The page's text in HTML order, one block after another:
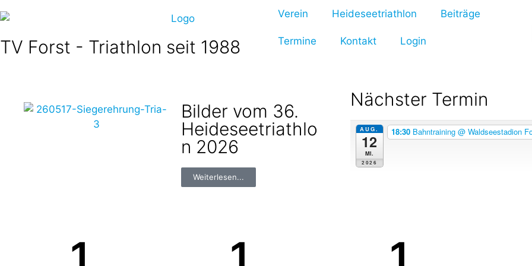
TV Forst - Triathlon seit 1988
Verein Heideseetriathlon Beiträge
Termine Kontakt Login
Bilder vom 36.
Heideseetriathlo
n 2026
Weiterlesen...
Nächster Termin
AUG.
12
Mi.
2026
18:30 Bahntraining @ Waldseestadion